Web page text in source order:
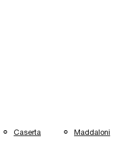
Caserta Maddaloni